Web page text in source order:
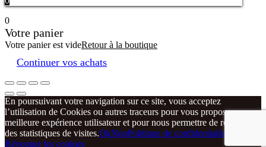
0
Votre panier
Votre panier est videRetour à la boutique
Continuer vos achats
En poursuivant votre navigation sur ce site, vous acceptez
l’utilisation de Cookies ou autres traceurs pour vous proposer une
meilleure expérience utilisateur et pour nous permettre de réaliser
des statistiques de visites.OkNonPolitique de confidentialité
Révoquer les cookies